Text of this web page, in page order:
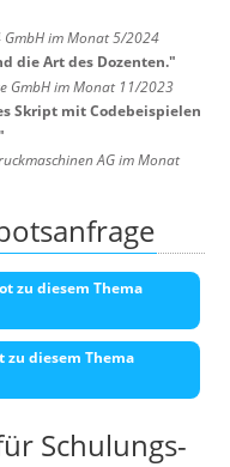
GmbH im Monat 5/2024
die Art des Dozenten."
GmbH im Monat 11/2023
Skript mit Codebeispielen
AG im Monat
zu diesem Thema
zu diesem Thema
Schulungs-